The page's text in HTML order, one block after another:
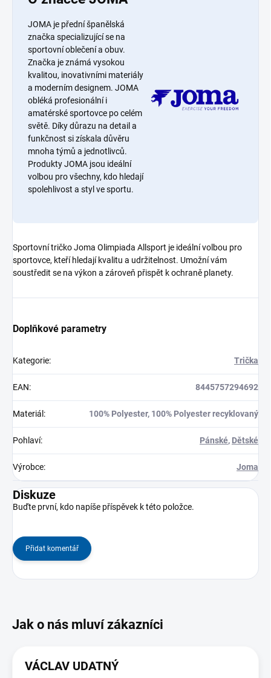
JOMA je přední španělská
značka specializující se na
sportovní oblečení a obuv.
Značka je známá vysokou
kvalitou, inovativními materiály
a moderním designem. JOMA
obléká profesionální i
amatérské sportovce po celém
světě. Díky důrazu na detail a
funkčnost si získala důvěru
mnoha týmů a jednotlivců.
Produkty JOMA jsou ideální
volbou pro všechny, kdo hledají
spolehlivost a styl ve sportu.
Sportovní tričko Joma Olimpiada Allsport je ideální volbou pro
sportovce, kteří hledají kvalitu a udržitelnost. Umožní vám
soustředit se na výkon a zároveň přispět k ochraně planety.
Doplňkové parametry
Kategorie: Trička
EAN: 8445757294692
Materiál : 100% Polyester, 100% Polyester recyklovaný
Pohlaví: Pánské, Dětské
Výrobce: Joma
Diskuze
Buďte první, kdo napíše příspěvek k této položce.
Přidat komentář
VÁCLAV UDATNÝ